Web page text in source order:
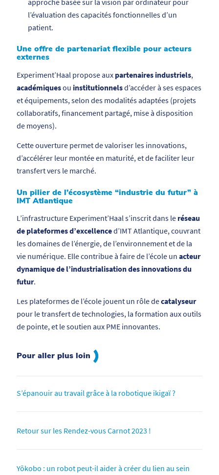
approche basée sur la vision par ordinateur pour
l’évaluation des capacités fonctionnelles d’un
patient.
Une offre de partenariat flexible pour acteurs
externes
Experiment’Haal propose aux partenaires industriels,
académiquesou institutionnelsd’accéder à ses espaces
et équipements, selon des modalités adaptées (projets
collaboratifs, financement partagé, mise à disposition
de moyens).
Cette ouverture permet de valoriser les innovations,
d’accélérer leur montée en maturité, et de faciliter leur
transfert vers le marché.
Un pilier de l’écosystème “industrie du futur” à
IMT Atlantique
L’infrastructure Experiment’Haal s’inscrit dans le réseau
de plateformes d’excellenced’IMT Atlantique, couvrant
les domaines de l’énergie, de l’environnement et de la
vie numérique. Elle contribue à faire de l’école un acteur
dynamique de l’industrialisation des innovations du
futur.
Les plateformes de l’école jouent un rôle decatalyseur
pour le transfert de technologies, la formation aux outils
de pointe, et le soutien aux PME innovantes.
Pour aller plus loin
S’épanouir au travail grâce à la robotique ikigaï ?
Retour sur les Rendez-vous Carnot 2023 !
Yōkobo : un robot peut-il aider à créer du lien au sein